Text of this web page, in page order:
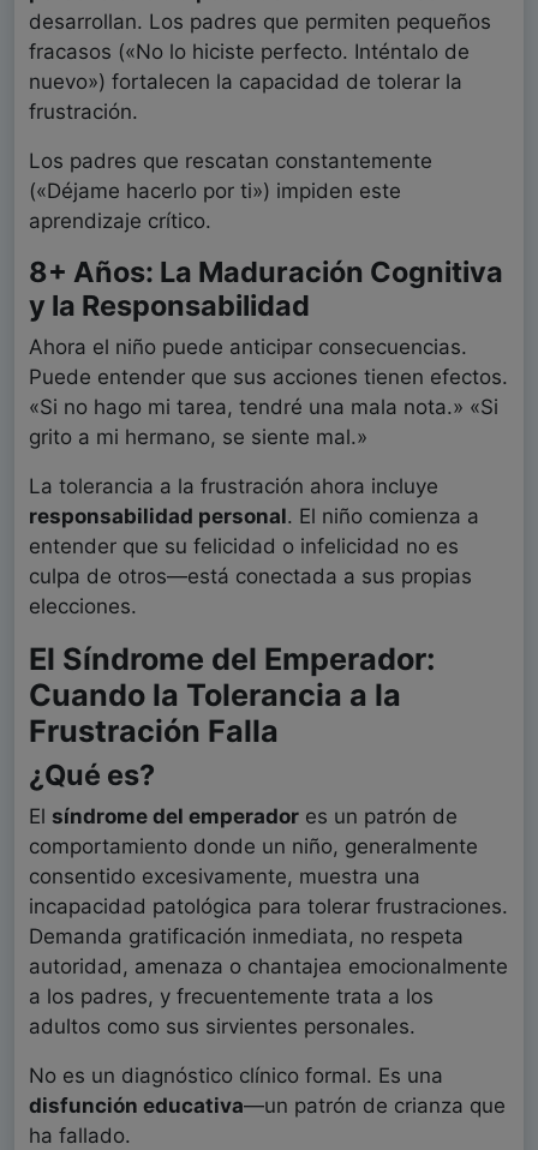
desarrollan. Los padres que permiten pequeños
fracasos («No lo hiciste perfecto. Inténtalo de
nuevo») fortalecen la capacidad de tolerar la
frustración.
Los padres que rescatan constantemente
(«Déjame hacerlo por ti») impiden este
aprendizaje crítico.
8+ Años: La Maduración Cognitiva
y la Responsabilidad
Ahora el niño puede anticipar consecuencias.
Puede entender que sus acciones tienen efectos.
«Si no hago mi tarea, tendré una mala nota.» «Si
grito a mi hermano, se siente mal.»
La tolerancia a la frustración ahora incluye
responsabilidad personal. El niño comienza a
entender que su felicidad o infelicidad no es
culpa de otros—está conectada a sus propias
elecciones.
El Síndrome del Emperador:
Cuando la Tolerancia a la
Frustración Falla
¿Qué es?
El síndrome del emperador es un patrón de
comportamiento donde un niño, generalmente
consentido excesivamente, muestra una
incapacidad patológica para tolerar frustraciones.
Demanda gratificación inmediata, no respeta
autoridad, amenaza o chantajea emocionalmente
a los padres, y frecuentemente trata a los
adultos como sus sirvientes personales.
No es un diagnóstico clínico formal. Es una
disfunción educativa—un patrón de crianza que
ha fallado.